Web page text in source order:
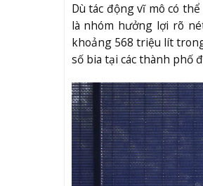
Dù tác động vĩ mô có
là nhóm hưởng lợi rõ
khoảng 568 triệu lít
số bia tại các thành phố